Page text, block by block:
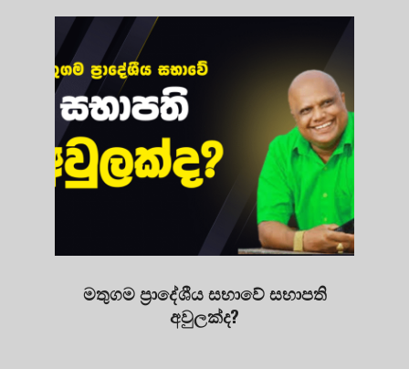
මතුගම ප්‍රාදේශීය සභාවේ සභාපති
අවුලක්ද?